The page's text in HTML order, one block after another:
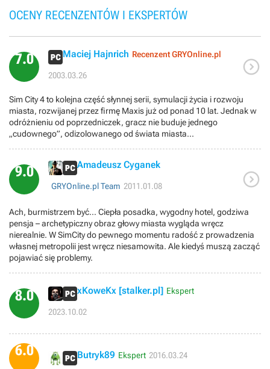
OCENY RECENZENTÓW I EKSPERTÓW
7.0 Maciej Hajnrich Recenzent GRYOnline.pl
2003.03.26 
Sim City 4 to kolejna część słynnej serii, symulacji życia i rozwoju
miasta, rozwijanej przez firmę Maxis już od ponad 10 lat. Jednak w
odróżnieniu od poprzedniczek, gracz nie buduje jednego
„cudownego”, odizolowanego od świata miasta...
9.0 Amadeusz Cyganek
GRYOnline.pl Team 2011.01.08 
Ach, burmistrzem być… Ciepła posadka, wygodny hotel, godziwa
pensja – archetypiczny obraz głowy miasta wygląda wręcz
nierealnie. W SimCity do pewnego momentu radość z prowadzenia
własnej metropolii jest wręcz niesamowita. Ale kiedyś muszą zacząć
pojawiać się problemy.
8.0 xKoweKx [stalker.pl] Ekspert
2023.10.02
6.0 Butryk89 Ekspert 2016.03.24